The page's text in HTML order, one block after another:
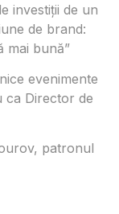
investiții de un
de brand:
mai bună”
evenimente
ca Director de
patronul